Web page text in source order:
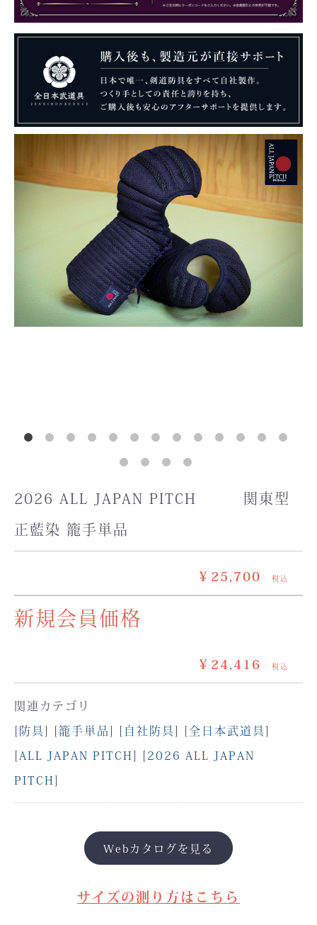
2026 ALL JAPAN PITCH 関東型
正藍染 籠手単品
￥25,700 税込
新規会員価格
￥24,416 税込
関連カテゴリ
[防具] [籠手単品] [自社防具] [全日本武道具]
[ALL JAPAN PITCH] [2026 ALL JAPAN
PITCH]
Webカタログを見る
サイズの測り方はこちら